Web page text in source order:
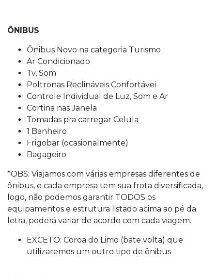
ÔNIBUS
Ônibus Novo na categoria Turismo
Ar Condicionado
Tv, Som
Poltronas Reclináveis Confortávei
Controle Individual de Luz, Som e Ar
Cortina nas Janela
Tomadas pra carregar Celula
1 Banheiro
Frigobar (ocasionalmente)
Bagageiro
*OBS: Viajamos com várias empresas diferentes de
ônibus, e cada empresa tem sua frota diversificada,
logo, não podemos garantir TODOS os
equipamentos e estrutura listado acima ao pé da
letra, poderá variar de acordo com cada viagem.
EXCETO: Coroa do Limo (bate volta) que
utilizaremos um outro tipo de ônibus